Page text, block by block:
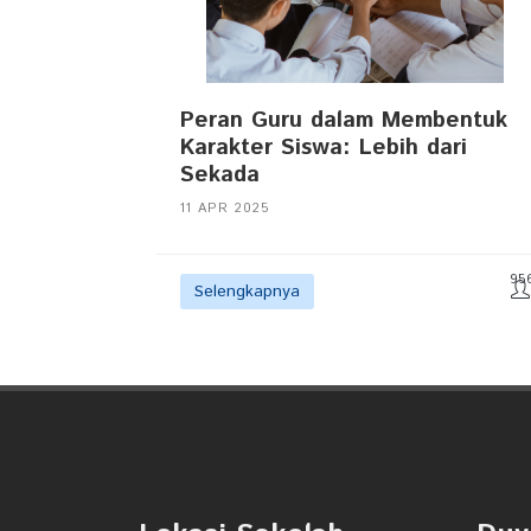
Peran Guru dalam Membentuk
Karakter Siswa: Lebih dari
Sekada
11 APR 2025
Selengkapnya